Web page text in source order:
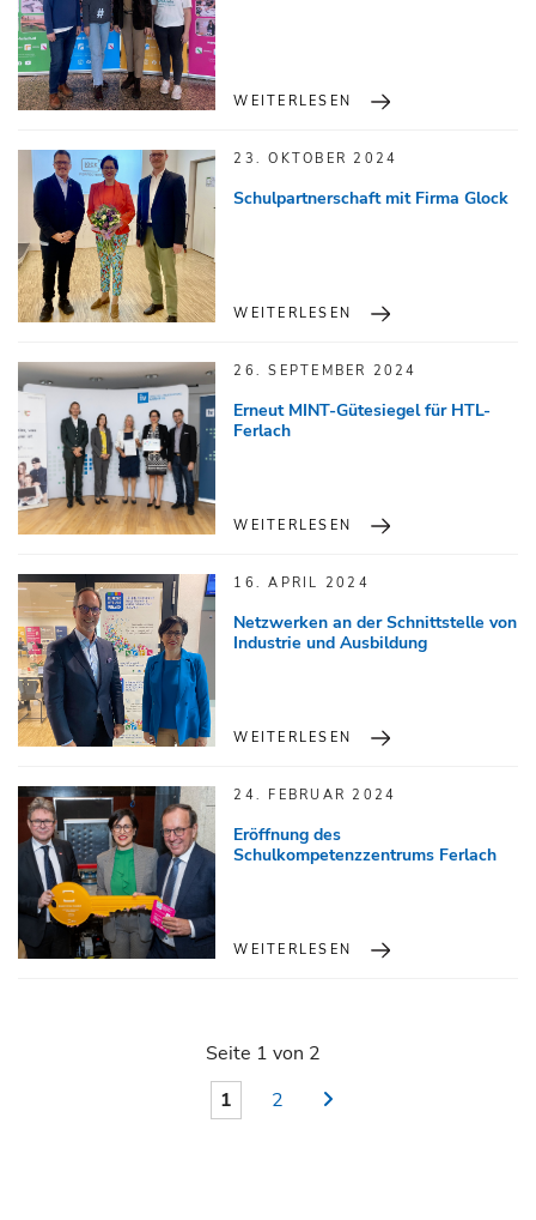
WEITERLESEN
23. OKTOBER 2024
Schulpartnerschaft mit Firma Glock
WEITERLESEN
26. SEPTEMBER 2024
Erneut MINT-Gütesiegel für HTL-
Ferlach
WEITERLESEN
16. APRIL 2024
Netzwerken an der Schnittstelle von
Industrie und Ausbildung
WEITERLESEN
24. FEBRUAR 2024
Eröffnung des
Schulkompetenzzentrums Ferlach
WEITERLESEN
Seite 1 von 2
1
2